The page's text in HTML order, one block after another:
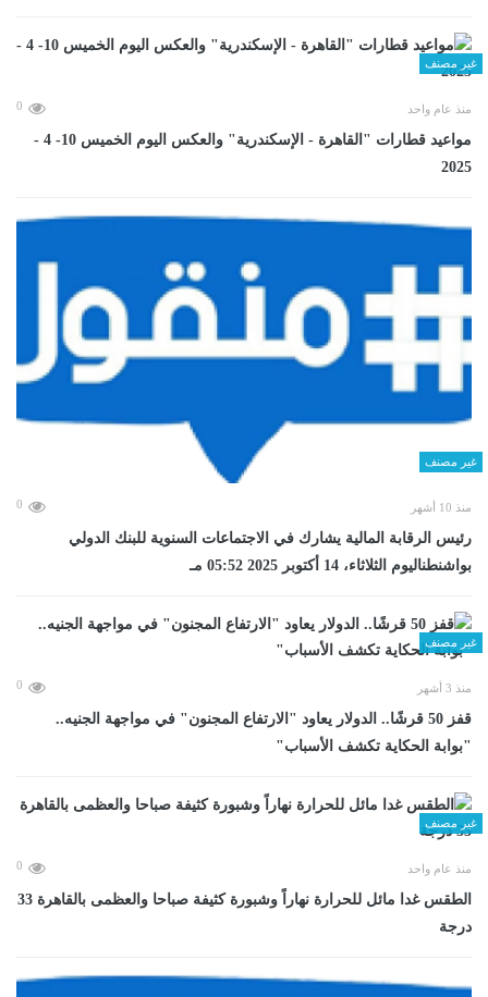
غير مصنف
منذ عام واحد 0
مواعيد قطارات "القاهرة - الإسكندرية" والعكس اليوم الخميس 10- 4 -
2025
غير مصنف
منذ 10 أشهر 0
رئيس الرقابة المالية يشارك في الاجتماعات السنوية للبنك الدولي
بواشنطناليوم الثلاثاء، 14 أكتوبر 2025 05:52 مـ
غير مصنف
منذ 3 أشهر 0
قفز 50 قرشًا.. الدولار يعاود "الارتفاع المجنون" في مواجهة الجنيه..
"بوابة الحكاية تكشف الأسباب"
غير مصنف
منذ عام واحد 0
الطقس غدا مائل للحرارة نهاراً وشبورة كثيفة صباحا والعظمى بالقاهرة 33
درجة